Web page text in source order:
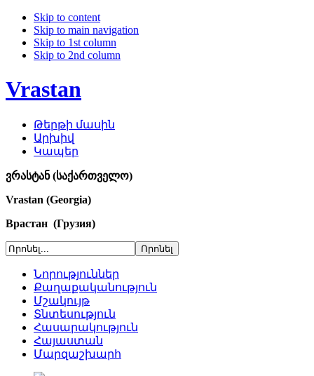
Skip to content
Skip to main navigation
Skip to 1st column
Skip to 2nd column
Vrastan
Թերթի մասին
Արխիվ
Կապեր
ვრასტან (საქართველო)
Vrastan (Georgia)
Врастан (Грузия)
Նորություններ
Քաղաքականություն
Մշակույթ
Տնտեսություն
Հասարակություն
Հայաստան
Մարզաշխարհ